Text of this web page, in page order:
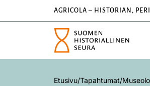
AGRICOLA – HISTORIAN,
Etusivu/Tapahtumat/